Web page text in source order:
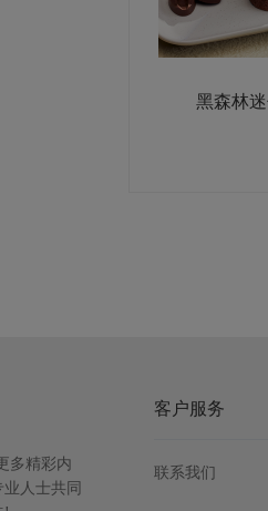
黑森林
多精彩内
人士共同
客户服务
联系我们